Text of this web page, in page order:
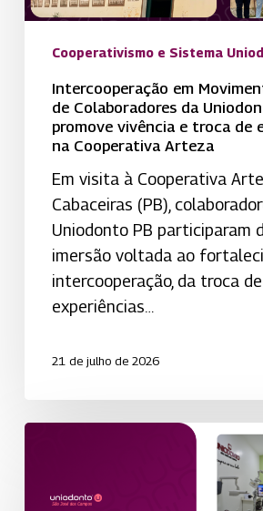
PB
vivência
troca
Cooperativa
Arteza
Cooperativismo e Sistema
Intercooperação em
de Colaboradores da
promove vivência e troca de
na Cooperativa Arteza
Em visita à Cooperativa
Cabaceiras (PB),
Uniodonto PB participaram
imersão voltada ao
intercooperação, da troca de
experiências…
21 de julho de 2026